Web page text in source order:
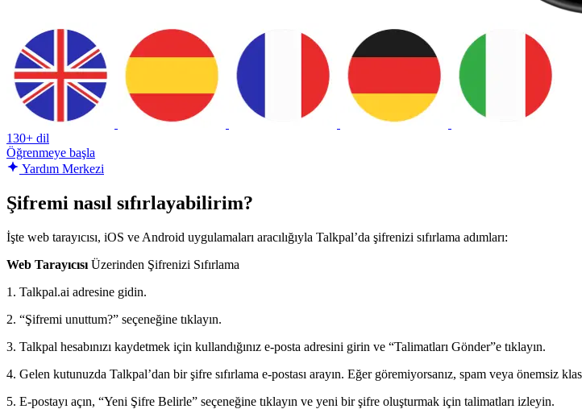
130+ dil
Öğrenmeye başla
Yardım Merkezi
Şifremi nasıl sıfırlayabilirim?
İşte web tarayıcısı, iOS ve Android uygulamaları aracılığıyla Talkpal’da şifrenizi sıfırlama adımları:
Web Tarayıcısı Üzerinden Şifrenizi Sıfırlama
1. Talkpal.ai adresine gidin.
2. “Şifremi unuttum?” seçeneğine tıklayın.
3. Talkpal hesabınızı kaydetmek için kullandığınız e-posta adresini girin ve “Talimatları Gönder”e tıklayın.
4. Gelen kutunuzda Talkpal’dan bir şifre sıfırlama e-postası arayın. Eğer göremiyorsanız, spam veya önemsiz
5. E-postayı açın, “Yeni Şifre Belirle” seçeneğine tıklayın ve yeni bir şifre oluşturmak için talimatları izleyin.